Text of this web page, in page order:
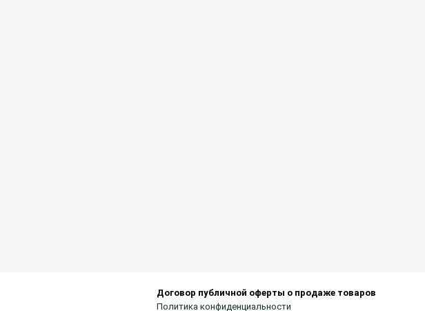
Договор публичной оферты о продаже товаров
Политика конфиденциальности